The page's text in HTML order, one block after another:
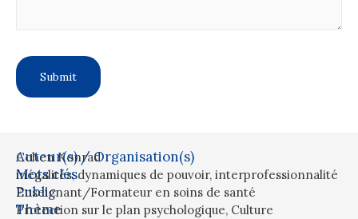
Auteur(s) / Organisation(s)
Cohen Konrad
Mots clés
inégalités,dynamiques de pouvoir, interprofessionnalité
Public
Enseignant/Formateur en soins de santé
Thème
Protection sur le plan psychologique, Culture